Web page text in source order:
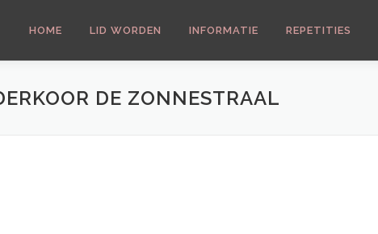
HOME LID WORDEN INFORMATIE REPETITIES
DE ZONNESTRAAL